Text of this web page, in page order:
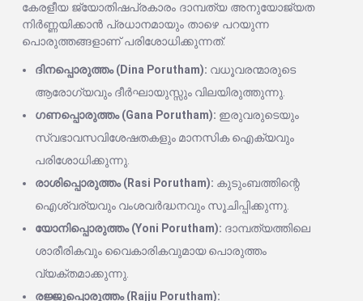
കേരളീയ ജ്യോതിഷപ്രകാരം ദാമ്പത്യ അനുയോജ്യത
നിർണ്ണയിക്കാൻ പ്രധാനമായും താഴെ പറയുന്ന
പൊരുത്തങ്ങളാണ് പരിശോധിക്കുന്നത്:
ദിനപ്പൊരുത്തം (Dina Porutham): വധൂവരന്മാരുടെ
ആരോഗ്യവും ദീർഘായുസ്സും വിലയിരുത്തുന്നു.
ഗണപ്പൊരുത്തം (Gana Porutham): ഇരുവരുടെയും
സ്വഭാവസവിശേഷതകളും മാനസിക ഐക്യവും
പരിശോധിക്കുന്നു.
രാശിപ്പൊരുത്തം (Rasi Porutham): കുടുംബത്തിന്റെ
ഐശ്വര്യവും വംശവർദ്ധനവും സൂചിപ്പിക്കുന്നു.
യോനിപ്പൊരുത്തം (Yoni Porutham): ദാമ്പത്യത്തിലെ
ശാരീരികവും വൈകാരികവുമായ പൊരുത്തം
വ്യക്തമാക്കുന്നു.
രജ്ജുപ്പൊരുത്തം (Rajju Porutham):